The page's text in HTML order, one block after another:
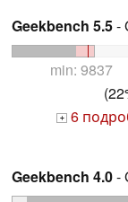
Geekbench 5.5-
min: 9837
+ 6
Geekbench 4.0-